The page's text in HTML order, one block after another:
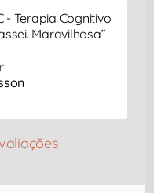
- Terapia Cognitivo
Maravilhosa”